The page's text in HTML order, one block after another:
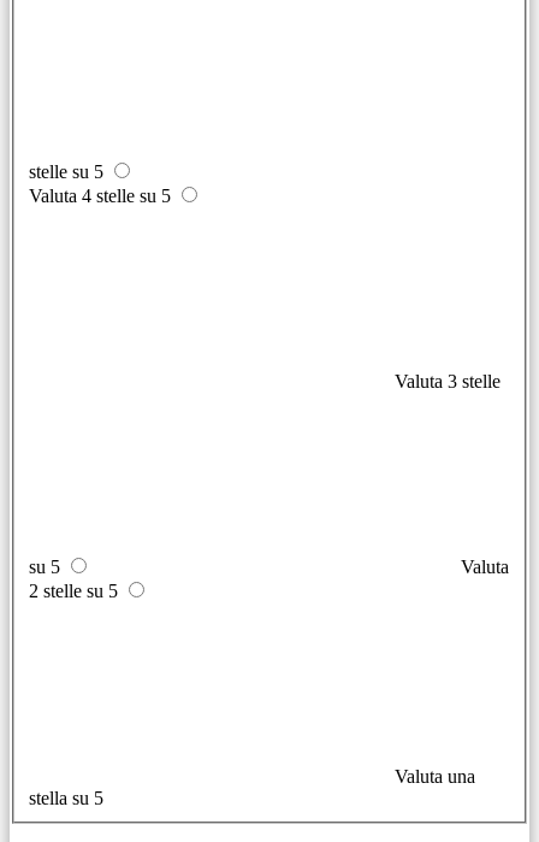
stelle su 5
Valuta 4 stelle su 5
Valuta 3 stelle
su 5
Valuta
2 stelle su 5
Valuta una
stella su 5